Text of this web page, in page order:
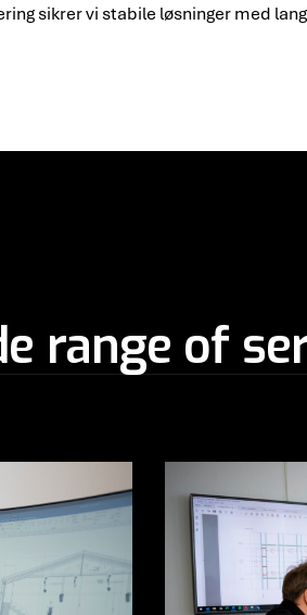
sikrer vi stabile løsninger med
range of